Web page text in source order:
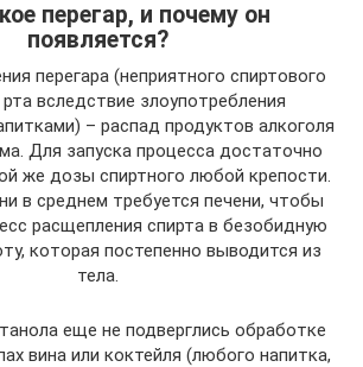
перегар, и почему он
появляется?
перегара (неприятного спиртового
рта вследствие злоупотребления
– распад продуктов алкоголя
Для запуска процесса достаточно
же дозы спиртного любой крепости.
в среднем требуется печени, чтобы
расщепления спирта в безобидную
которая постепенно выводится из
тела.
еще не подверглись обработке
вина или коктейля (любого напитка,